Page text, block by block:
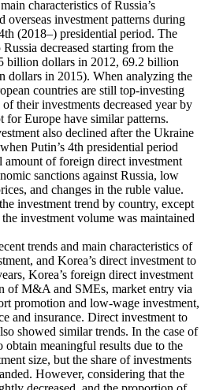
characteristics of Russia’s
overseas investment patterns during
(2018‒) presidential period. The
decreased starting from the
billion dollars in 2012, 69.2 billion
dollars in 2015). When analyzing the
countries are still top-investing
their investments decreased year by
for Europe have similar patterns.
also declined after the Ukraine
Putin’s 4th presidential period
amount of foreign direct investment
sanctions against Russia, low
and changes in the ruble value.
investment trend by country, except
investment volume was maintained
trends and main characteristics of
and Korea’s direct investment to
Korea’s foreign direct investment
of M&A and SMEs, market entry via
promotion and low-wage investment,
and insurance. Direct investment to
showed similar trends. In the case of
meaningful results due to the
size, but the share of investments
However, considering that the